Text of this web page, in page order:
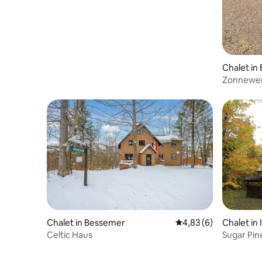
Chalet in
Chalet in Bessemer Gemiddelde
4,83 (6)
Celtic Haus
Chalet in
Sugar